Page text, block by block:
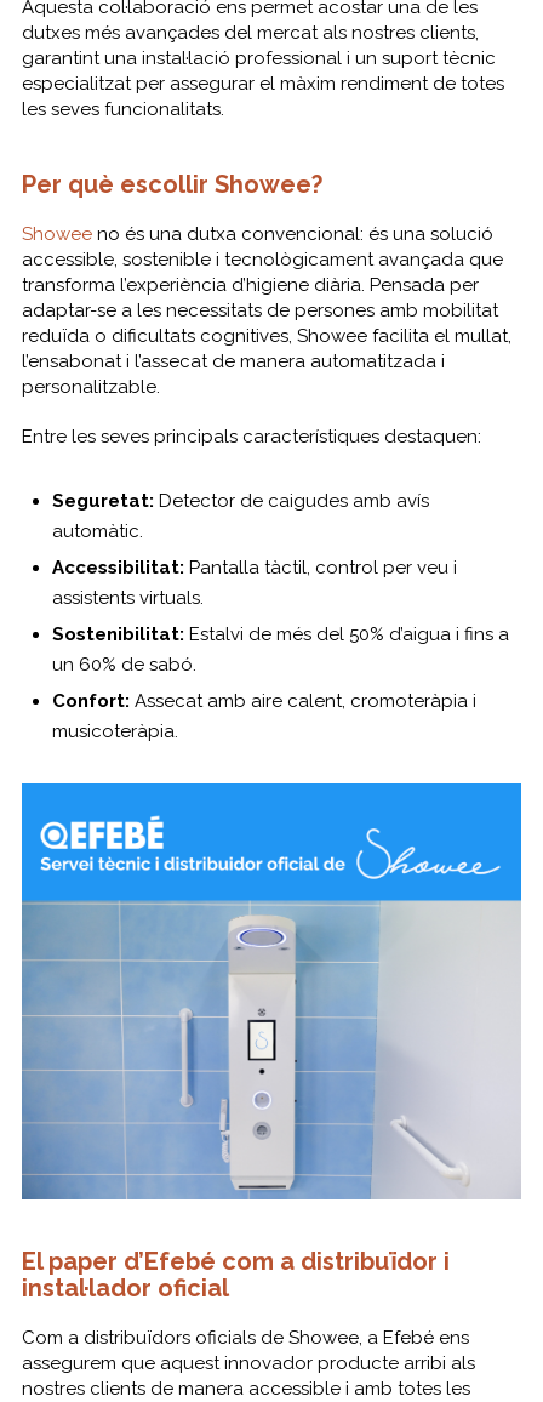
Aquesta col·laboració ens permet acostar una de les
dutxes més avançades del mercat als nostres clients,
garantint una instal·lació professional i un suport tècnic
especialitzat per assegurar el màxim rendiment de totes
les seves funcionalitats.
Per què escollir Showee?
Showee no és una dutxa convencional: és una solució
accessible, sostenible i tecnològicament avançada que
transforma l’experiència d’higiene diària. Pensada per
adaptar-se a les necessitats de persones amb mobilitat
reduïda o dificultats cognitives, Showee facilita el mullat,
l’ensabonat i l’assecat de manera automatitzada i
personalitzable.
Entre les seves principals característiques destaquen:
Seguretat: Detector de caigudes amb avís
automàtic.
Accessibilitat: Pantalla tàctil, control per veu i
assistents virtuals.
Sostenibilitat: Estalvi de més del 50% d’aigua i fins a
un 60% de sabó.
Confort: Assecat amb aire calent, cromoteràpia i
musicoteràpia.
El paper d’Efebé com a distribuïdor i
instal·lador oficial
Com a distribuïdors oficials de Showee, a Efebé ens
assegurem que aquest innovador producte arribi als
nostres clients de manera accessible i amb totes les